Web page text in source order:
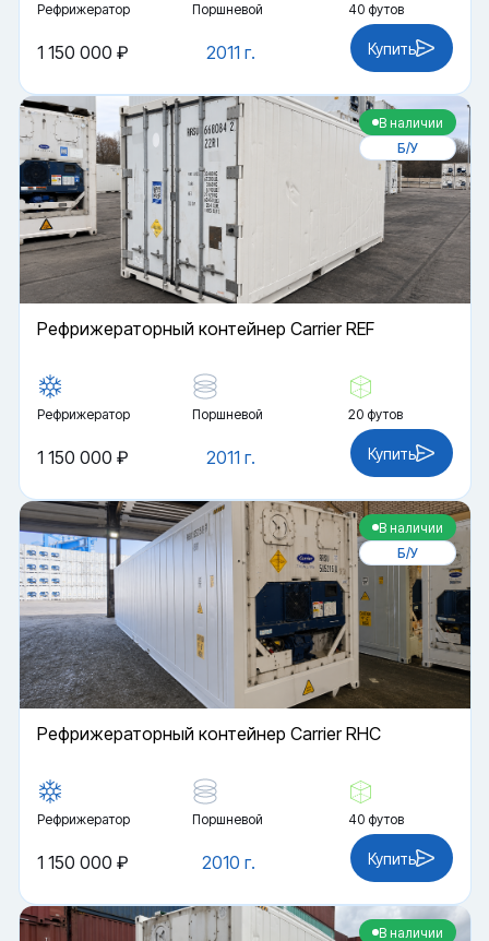
Рефрижератор Поршневой 40 футов
2011 г.
1 150 000 ₽ Купить
В наличии
Б/У
Рефрижераторный контейнер Carrier REF
Рефрижератор Поршневой 20 футов
2011 г.
1 150 000 ₽ Купить
В наличии
Б/У
Рефрижераторный контейнер Carrier RHC
Рефрижератор Поршневой 40 футов
2010 г.
1 150 000 ₽ Купить
В наличии